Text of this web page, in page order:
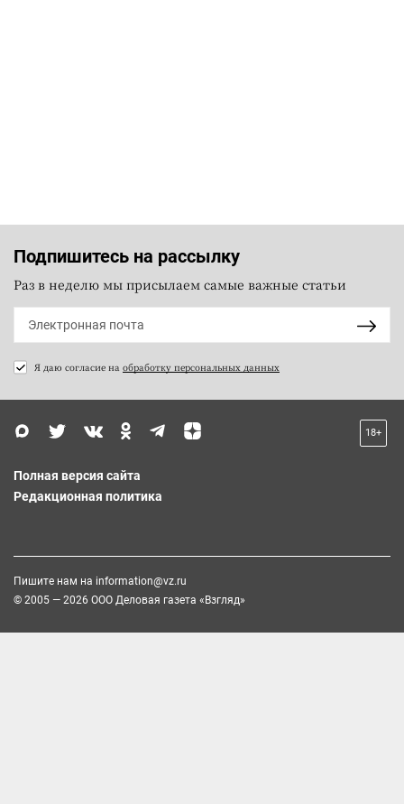
Подпишитесь на рассылку
Раз в неделю мы присылаем самые важные статьи
Я даю согласие на обработку персональных данных
18+
Полная версия сайта
Редакционная политика
Пишите нам на information@vz.ru
© 2005 — 2026 ООО Деловая газета «Взгляд»